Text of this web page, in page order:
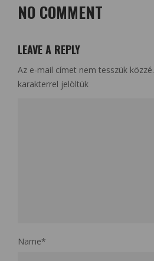
NO COMMENT
LEAVE A REPLY
Az e-mail címet nem tesszük közzé.
karakterrel jelöltük
Name*